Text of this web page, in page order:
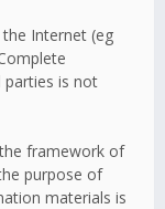
Internet (eg
parties is not
framework of
purpose of
materials is